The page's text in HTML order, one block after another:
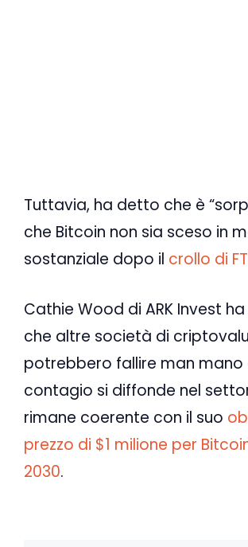
Tuttavia, ha detto che è
che Bitcoin non sia sceso in
sostanziale dopo il crollo di
Cathie Wood di ARK Invest
che altre società di
potrebbero fallire man mano
contagio si diffonde nel
rimane coerente con il suo
prezzo di $1 milione per
2030.